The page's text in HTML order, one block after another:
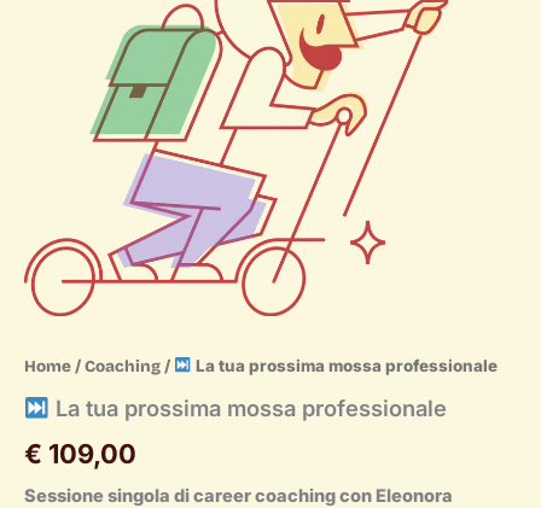
Home /Coaching / La tua prossima mossa professionale
La tua prossima mossa professionale
€ 109,00
Sessione singola di career coaching con Eleonora